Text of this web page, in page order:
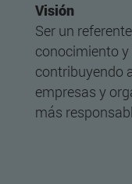
Visión
Ser un
conocimiento
contribuyendo
empresas y
más